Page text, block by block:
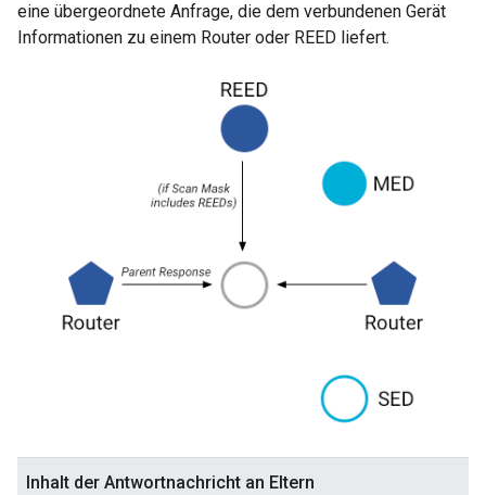
eine übergeordnete Anfrage, die dem verbundenen Gerät
Informationen zu einem Router oder REED liefert.
Inhalt der Antwortnachricht an Eltern